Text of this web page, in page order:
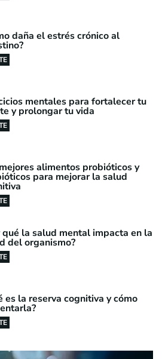
daña el estrés crónico al
mentales para fortalecer tu
y prolongar tu vida
alimentos probióticos y
para mejorar la salud
qué la salud mental impacta en la
del organismo?
es la reserva cognitiva y cómo